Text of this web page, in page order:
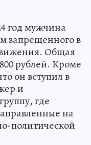
год мужчина
запрещенного в
Общая
рублей. Кроме
он вступил в
и
где
на
политической